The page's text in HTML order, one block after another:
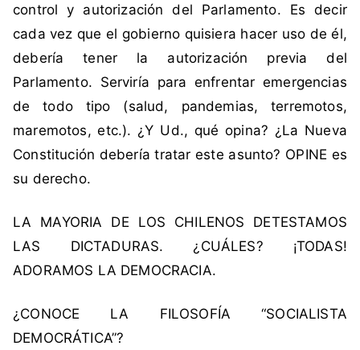
c
i
a
u
n
d
o
i
o
a
l
control y autorización del Parlamento. Es decir
cada vez que el gobierno quisiera hacer uso de él,
debería tener la autorización previa del
Parlamento. Serviría para enfrentar emergencias
de todo tipo (salud, pandemias, terremotos,
maremotos, etc.). ¿Y Ud., qué opina? ¿La Nueva
Constitución debería tratar este asunto? OPINE es
su derecho.
LA MAYORIA DE LOS CHILENOS DETESTAMOS
LAS DICTADURAS. ¿CUÁLES? ¡TODAS!
ADORAMOS LA DEMOCRACIA.
¿CONOCE LA FILOSOFÍA “SOCIALISTA
DEMOCRÁTICA”?